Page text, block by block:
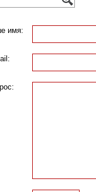
имя: